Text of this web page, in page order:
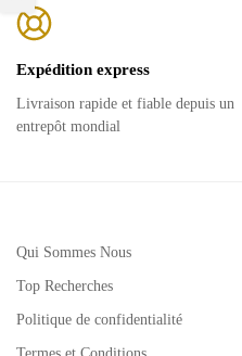
Expédition express
Livraison rapide et fiable depuis un
entrepôt mondial
Qui Sommes Nous
Top Recherches
Politique de confidentialité